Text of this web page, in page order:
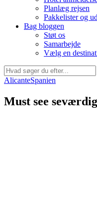
Planlæg rejsen
Pakkelister og
Bag bloggen
Støt os
Samarbejde
Vælg en
AlicanteSpanien
Must see